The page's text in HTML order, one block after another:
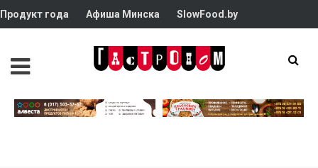
Продукт года Афиша Минска SlowFood.by